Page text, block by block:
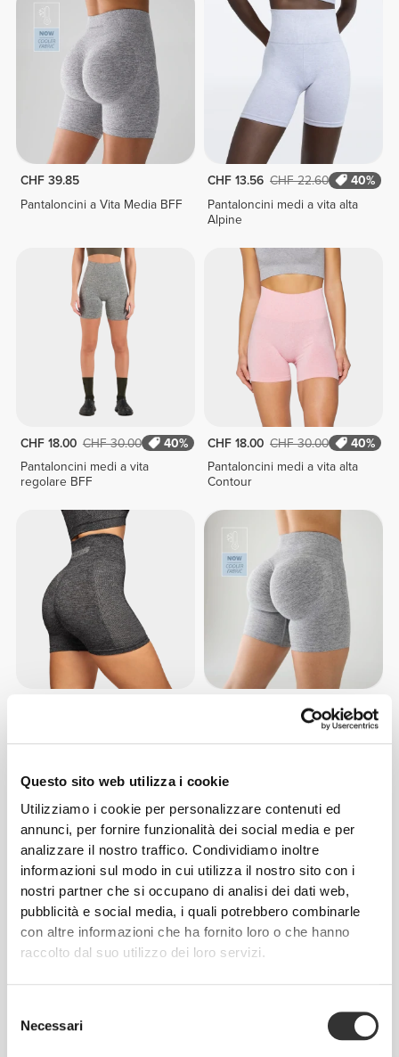
Questo sito web utilizza i cookie
Utilizziamo i cookie per personalizzare contenuti ed
annunci, per fornire funzionalità dei social media e per
analizzare il nostro traffico. Condividiamo inoltre
informazioni sul modo in cui utilizza il nostro sito con i
nostri partner che si occupano di analisi dei dati web,
pubblicità e social media, i quali potrebbero combinarle
con altre informazioni che ha fornito loro o che hanno
raccolto dal suo utilizzo dei loro servizi.
delNecessari
CHF 39.85
Pantaloncini a Vita Media BFF
CHF 13.56 CHF 22.60
40%
Pantaloncini medi a vita alta
Alpine
CHF 18.00 CHF 30.00
40%
Pantaloncini medi a vita
regolare BFF
CHF 18.00 CHF 30.00
40%
Pantaloncini medi a vita alta
Contour
Peach Perfect
Pantaloncini a Vita Media
MuseFit